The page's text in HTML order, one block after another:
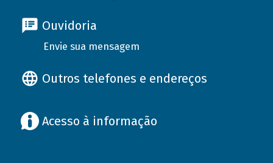
Ouvidoria
Envie sua mensagem
Outros telefones e endereços
Acesso à informação